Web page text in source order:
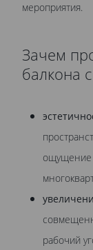
мероприятия.
Зачем
балкона
ощущение
рабочий